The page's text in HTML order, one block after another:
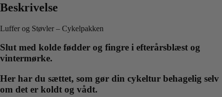
Beskrivelse
Luffer og Støvler – Cykelpakken
Slut med kolde fødder og fingre i efterårsblæst og
vintermørke.
Her har du sættet, som gør din cykeltur behagelig selv
om det er koldt og vådt.